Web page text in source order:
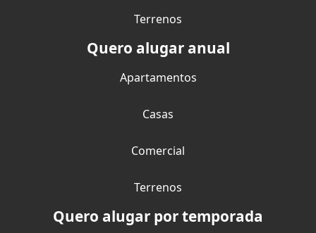
Terrenos
Quero alugar anual
Apartamentos
Casas
Comercial
Terrenos
Quero alugar por temporada